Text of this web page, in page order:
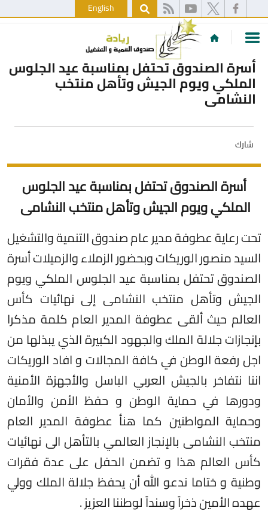
English
أسرة الصندوق تحتفل بمناسبة عيد الجلوس
الملكي ويوم الجيش وتأهل منتخب
النشامى
شارك
أسرة الصندوق تحتفل بمناسبة عيد الجلوس
الملكي ويوم الجيش وتأهل منتخب النشامى
تحت رعاية عطوفة مدير عام صندوق التنمية والتشغيل
السيد منصور الوريكات وبحضور الزملاء والزميلات أسرة
الصندوق تحتفل بمناسبة عيد الجلوس الملكي ويوم
الجيش وتأهل منتخب النشامى إلى نهائيات كأس
العالم حيث ألقى عطوفة المدير العام كلمة مذكرا
بإنجازات جلالة الملك والجهود الكبيرة الذي يبذلها من
اجل رفعة الوطن في كافة المجالات و افاد الوريكات
اننا نتفاخر بالجيش العربي الباسل والأجهزة الأمنية
ودورها في حماية الوطن و حفظ الأمن والأمان
وحماية المواطنين كما هنأ عطوفة المدير العام
منتخب النشامى بالإنجاز العالمي بالتأهل الى نهائيات
كأس العالم هذا و تضمن الحفل على عدة فقرات
وطنية و ختاما ندعو الله أن يحفظ جلالة الملك وولي
عهده الأمين ذخراً وسنداً لوطننا العزيز .